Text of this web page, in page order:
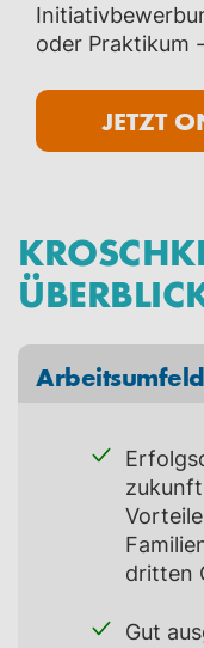
oder Praktikum
JETZT
Arbeitsumfeld
dritten
Gut